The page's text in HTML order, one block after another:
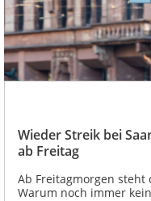
Wieder Streik bei
ab Freitag
Ab Freitagmorgen steht
Warum noch immer